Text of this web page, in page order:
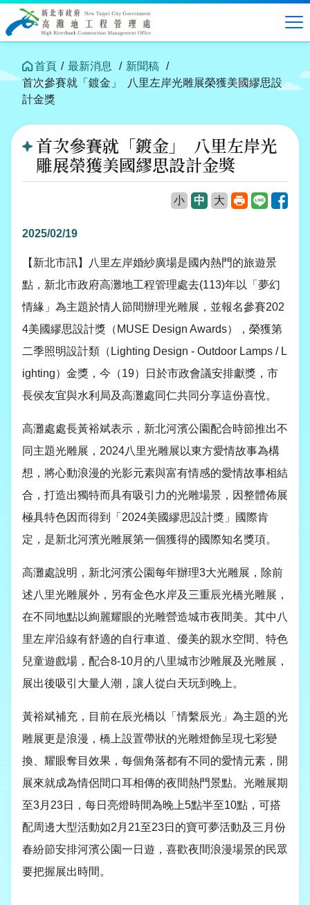
跳
中
容
首頁 最新消息
新聞稿
首次參賽就「鍍金」 八里左岸光雕展榮獲美國繆思設
計金獎
首次參賽就「鍍金」 八里左岸光
雕展榮獲美國繆思設計金獎
小 中 大 列 Line
2025/02/19
【新北市訊】八里左岸婚紗廣場是國內熱門的旅遊景
點，新北市政府高灘地工程管理處去(113)年以「夢幻
情緣」為主題於情人節間辦理光雕展，並報名參賽202
4美國繆思設計獎（ MUSE Design Awards），榮獲第
二季照明設計類（ Lighting Design - Outdoor Lamps / L
ighting）金獎，今（19）日於市政會議安排獻獎，市
長侯友宜與水利局及高灘處同仁共同分享這份喜悅。
高灘處處長黃裕斌表示，新北河濱公園配合時節推出不
同主題光雕展， 2024八里光雕展以東方愛情故事為構
想，將心動浪漫的光影元素與富有情感的愛情故事相結
合，打造出獨特而具有吸引力的光雕場景，因整體佈展
極具特色因而得到「 2024美國繆思設計獎」國際肯
定，是新北河濱光雕展第一個獲得的國際知名獎項。
高灘處說明，新北河濱公園每年辦理3大光雕展，除前
述八里光雕展外，另有金色水岸及三重辰光橋光雕展，
在不同地點以絢麗耀眼的光雕營造城市夜間美。其中八
里左岸沿線有舒適的自行車道、優美的親水空間、特色
兒童遊戲場，配合8-10月的八里城市沙雕展及光雕展，
展出後吸引大量人潮，讓人從白天玩到晚上。
黃裕斌補充， 目前在辰光橋以「情繫辰光」為主題的光
雕展更是浪漫，橋上設置帶狀的光雕燈飾呈現七彩變
換、耀眼奪目效果， 每個角落都有不同的愛情元素，開
展來就成為情侶間口耳相傳的夜間熱門景點。光雕展期
至3月 23日，每日亮燈時間為晚上5點半至10點，可搭
配周邊大型活動如2 月 21至23日的寶可夢活動及三月份
春紛節安排河濱公園一日遊，喜歡夜間浪漫場景的民眾
要把握展出時間。